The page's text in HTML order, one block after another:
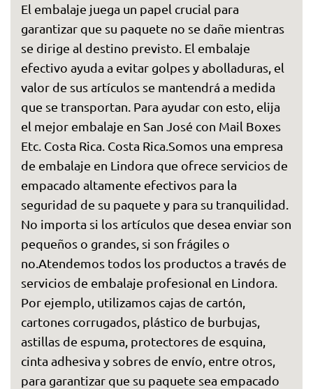
El embalaje juega un papel crucial para
garantizar que su paquete no se dañe mientras
se dirige al destino previsto. El embalaje
efectivo ayuda a evitar golpes y abolladuras, el
valor de sus artículos se mantendrá a medida
que se transportan. Para ayudar con esto, elija
el mejor embalaje en San José con Mail Boxes
Etc. Costa Rica. Costa Rica.Somos una empresa
de embalaje en Lindora que ofrece servicios de
empacado altamente efectivos para la
seguridad de su paquete y para su tranquilidad.
No importa si los artículos que desea enviar son
pequeños o grandes, si son frágiles o
no.Atendemos todos los productos a través de
servicios de embalaje profesional en Lindora.
Por ejemplo, utilizamos cajas de cartón,
cartones corrugados, plástico de burbujas,
astillas de espuma, protectores de esquina,
cinta adhesiva y sobres de envío, entre otros,
para garantizar que su paquete sea empacado